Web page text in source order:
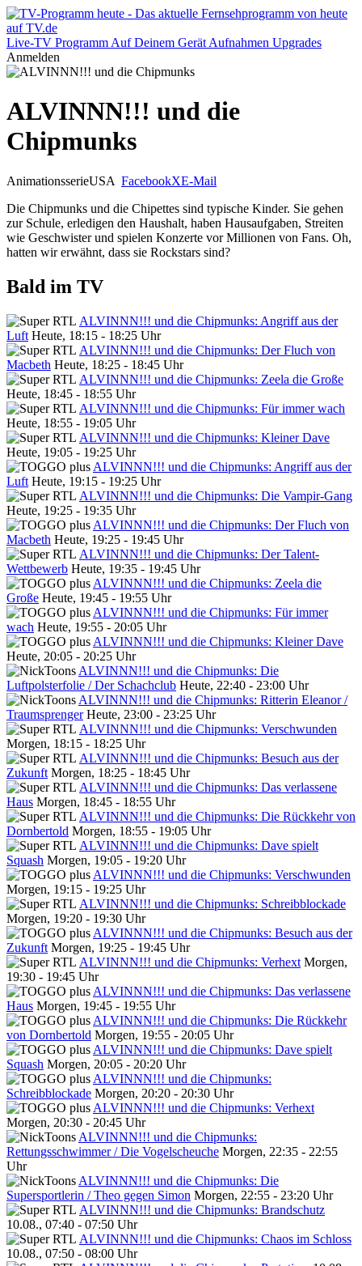
Live-TV Programm Auf Deinem Gerät Aufnahmen Upgrades
Anmelden
ALVINNN!!! und die
Chipmunks
AnimationsserieUSA FacebookXE-Mail
Die Chipmunks und die Chipettes sind typische Kinder. Sie gehen
zur Schule, erledigen den Haushalt, haben Hausaufgaben, Streiten
wie Geschwister und spielen Konzerte vor Millionen von Fans. Oh,
hatten wir erwähnt, dass sie Rockstars sind?
Bald im TV
ALVINNN!!! und die Chipmunks: Angriff aus der
Luft Heute, 18:15 - 18:25 Uhr
ALVINNN!!! und die Chipmunks: Der Fluch von
Macbeth Heute, 18:25 - 18:45 Uhr
ALVINNN!!! und die Chipmunks: Zeela die Große
Heute, 18:45 - 18:55 Uhr
ALVINNN!!! und die Chipmunks: Für immer wach
Heute, 18:55 - 19:05 Uhr
ALVINNN!!! und die Chipmunks: Kleiner Dave
Heute, 19:05 - 19:25 Uhr
ALVINNN!!! und die Chipmunks: Angriff aus der
Luft Heute, 19:15 - 19:25 Uhr
ALVINNN!!! und die Chipmunks: Die Vampir-Gang
Heute, 19:25 - 19:35 Uhr
ALVINNN!!! und die Chipmunks: Der Fluch von
Macbeth Heute, 19:25 - 19:45 Uhr
ALVINNN!!! und die Chipmunks: Der Talent-
Wettbewerb Heute, 19:35 - 19:45 Uhr
ALVINNN!!! und die Chipmunks: Zeela die
Große Heute, 19:45 - 19:55 Uhr
ALVINNN!!! und die Chipmunks: Für immer
wach Heute, 19:55 - 20:05 Uhr
ALVINNN!!! und die Chipmunks: Kleiner Dave
Heute, 20:05 - 20:25 Uhr
ALVINNN!!! und die Chipmunks: Die
Luftpolsterfolie / Der Schachclub Heute, 22:40 - 23:00 Uhr
ALVINNN!!! und die Chipmunks: Ritterin Eleanor /
Traumsprenger Heute, 23:00 - 23:25 Uhr
ALVINNN!!! und die Chipmunks: Verschwunden
Morgen, 18:15 - 18:25 Uhr
ALVINNN!!! und die Chipmunks: Besuch aus der
Zukunft Morgen, 18:25 - 18:45 Uhr
ALVINNN!!! und die Chipmunks: Das verlassene
Haus Morgen, 18:45 - 18:55 Uhr
ALVINNN!!! und die Chipmunks: Die Rückkehr von
Dornbertold Morgen, 18:55 - 19:05 Uhr
ALVINNN!!! und die Chipmunks: Dave spielt
Squash Morgen, 19:05 - 19:20 Uhr
ALVINNN!!! und die Chipmunks: Verschwunden
Morgen, 19:15 - 19:25 Uhr
ALVINNN!!! und die Chipmunks: Schreibblockade
Morgen, 19:20 - 19:30 Uhr
ALVINNN!!! und die Chipmunks: Besuch aus der
Zukunft Morgen, 19:25 - 19:45 Uhr
ALVINNN!!! und die Chipmunks: Verhext Morgen,
19:30 - 19:45 Uhr
ALVINNN!!! und die Chipmunks: Das verlassene
Haus Morgen, 19:45 - 19:55 Uhr
ALVINNN!!! und die Chipmunks: Die Rückkehr
von Dornbertold Morgen, 19:55 - 20:05 Uhr
ALVINNN!!! und die Chipmunks: Dave spielt
Squash Morgen, 20:05 - 20:20 Uhr
ALVINNN!!! und die Chipmunks:
Schreibblockade Morgen, 20:20 - 20:30 Uhr
ALVINNN!!! und die Chipmunks: Verhext
Morgen, 20:30 - 20:45 Uhr
ALVINNN!!! und die Chipmunks:
Rettungsschwimmer / Die Vogelscheuche Morgen, 22:35 - 22:55
Uhr
ALVINNN!!! und die Chipmunks: Die
Supersportlerin / Theo gegen Simon Morgen, 22:55 - 23:20 Uhr
ALVINNN!!! und die Chipmunks: Brandschutz
10.08., 07:40 - 07:50 Uhr
ALVINNN!!! und die Chipmunks: Chaos im Schloss
10.08., 07:50 - 08:00 Uhr